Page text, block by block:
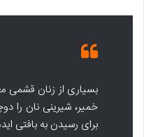
بسیاری از زنان قشمی
خمیر، شیرینی نان را
برای رسیدن به بافتی